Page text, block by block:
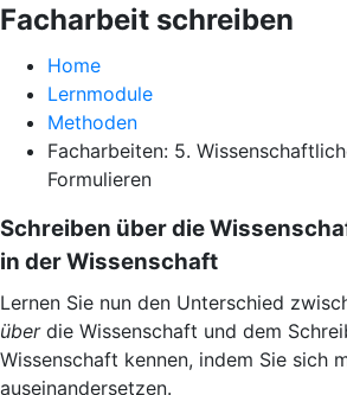
Facharbeit schreiben
Home
Lernmodule
Methoden
Facharbeiten: 5.
Formulieren
Schreiben über die
in der Wissenschaft
Lernen Sie nun den Unterschied
überdie Wissenschaft und dem
Wissenschaft kennen, indem Sie sich
auseinandersetzen.